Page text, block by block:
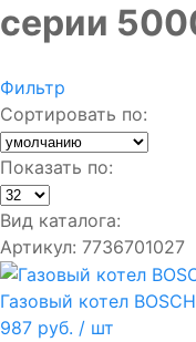
серии
Фильтр
Сортировать по:
Показать по:
Вид каталога:
Артикул: 7736701027
Газовый котел
987 руб. / шт